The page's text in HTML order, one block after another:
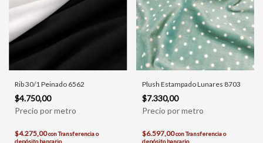
Rib 30/1 Peinado 6562
$4.750,00
$4.275,00conTransferencia o
depósito bancario
Plush Estampado Lunares 8703
$7.330,00
$6.597,00conTransferencia o
depósito bancario